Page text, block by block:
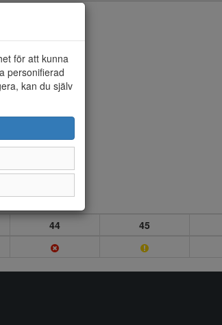
44 45
för att kunna
personifierad
kan du själv